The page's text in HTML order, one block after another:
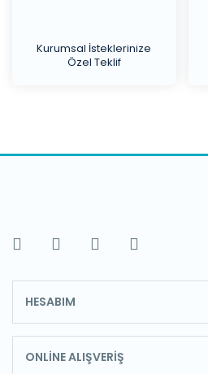
Kurumsal İsteklerinize
Özel Teklif
HESABIM
ONLİNE ALIŞVERİŞ